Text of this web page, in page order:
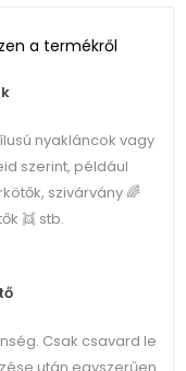
a termékről
nyakláncok vagy
szerint, például
szivárvány 🌈
👯 stb.
Csak csavard le